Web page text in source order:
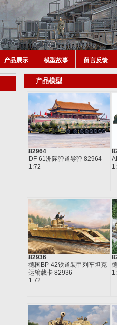
产品展示 模型故事 留言反馈
产品模型
82964
DF-61洲际弹道导弹 82964
1:72
82936
德国BP-42铁道装甲列车坦克
运输载卡 82936
1:72